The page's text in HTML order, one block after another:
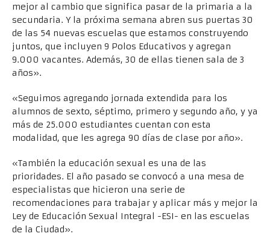
mejor al cambio que significa pasar de la primaria a la
secundaria. Y la próxima semana abren sus puertas 30
de las 54 nuevas escuelas que estamos construyendo
juntos, que incluyen 9 Polos Educativos y agregan
9.000 vacantes. Además, 30 de ellas tienen sala de 3
años».
«Seguimos agregando jornada extendida para los
alumnos de sexto, séptimo, primero y segundo año, y ya
más de 25.000 estudiantes cuentan con esta
modalidad, que les agrega 90 días de clase por año».
«También la educación sexual es una de las
prioridades. El año pasado se convocó a una mesa de
especialistas que hicieron una serie de
recomendaciones para trabajar y aplicar más y mejor la
Ley de Educación Sexual Integral -ESI- en las escuelas
de la Ciudad».